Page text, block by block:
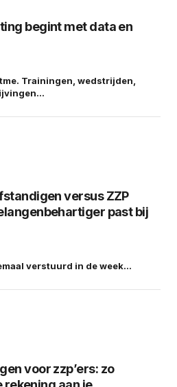
begint met data en
Trainingen, wedstrijden,
versus ZZP
past bij
verstuurd in de week…
voor zzp’ers: zo